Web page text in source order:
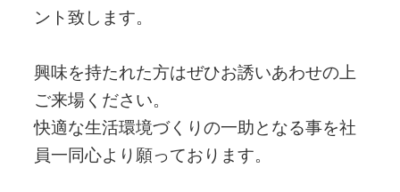
ント致します。
興味を持たれた方はぜひお誘いあわせの上
ご来場ください。
快適な生活環境づくりの一助となる事を社
員一同心より願っております。